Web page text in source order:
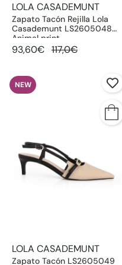
LOLA CASADEMUNT
Zapato Tacón Rejilla Lola
Casademunt LS2605048
Animal print
93,60€ 117,0€
NEW
LOLA CASADEMUNT
Zapato Tacón LS2605049